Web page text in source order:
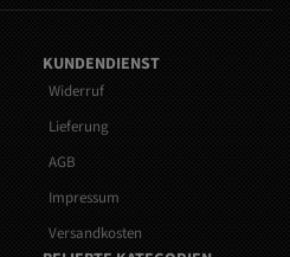
KUNDENDIENST
Widerruf
Lieferung
AGB
Impressum
Versandkosten